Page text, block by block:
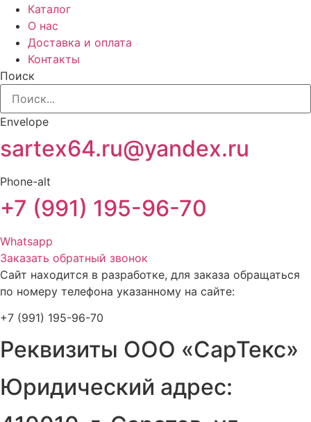
Каталог
О нас
Доставка и оплата
Контакты
Поиск
Envelope
sartex64.ru@yandex.ru
Phone-alt
+7 (991) 195-96-70
Whatsapp
Заказать обратный звонок
Сайт находится в разработке, для заказа обращаться
по номеру телефона указанному на сайте:
+7 (991) 195-96-70
Реквизиты ООО «СарТекс»
Юридический адрес: